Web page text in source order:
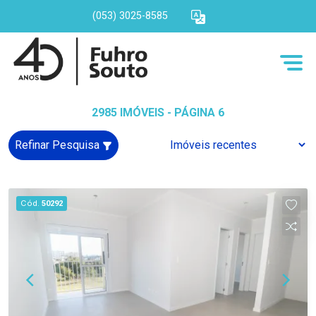
(053) 3025-8585
2985 IMÓVEIS - PÁGINA 6
Refinar Pesquisa
Cód. 50292